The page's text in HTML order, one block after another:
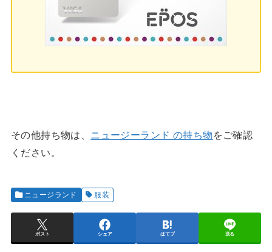
その他持ち物は、 ニュージーランド の持ち物 をご確認
ください。
ニュージランド 服装
ポスト シェア はてブ 送る